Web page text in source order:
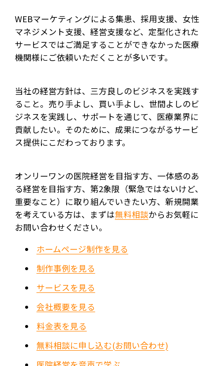
WEBマーケティングによる集患、採用支援、女性
マネジメント支援、経営支援など、定型化された
サービスではご満足することができなかった医療
機関様にご依頼いただくことが多いです。
当社の経営方針は、三方良しのビジネスを実践す
ること。売り手よし、買い手よし、世間よしのビ
ジネスを実践し、サポートを通じて、医療業界に
貢献したい。そのために、成果につながるサービ
ス提供にこだわっております。
オンリーワンの医院経営を目指す方、一体感のあ
る経営を目指す方、第2象限（緊急ではないけど、
重要なこと）に取り組んでいきたい方、新規開業
を考えている方は、まずは無料相談からお気軽に
お問い合わせください。
ホームページ制作を見る
制作事例を見る
サービスを見る
会社概要を見る
料金表を見る
無料相談に申し込む(お問い合わせ)